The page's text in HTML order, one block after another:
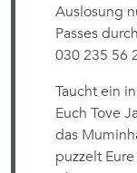
Auslosung
Passes
030 235 56
Taucht ein
Euch Tove
das
puzzelt